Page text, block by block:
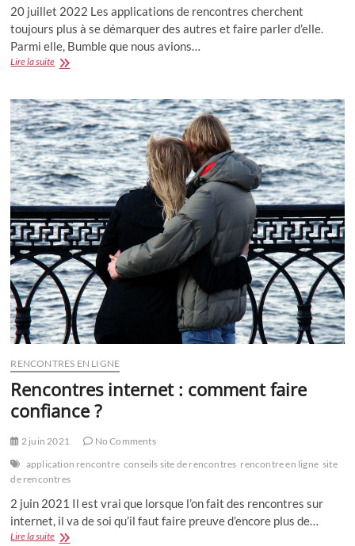
20 juillet 2022 Les applications de rencontres cherchent
toujours plus à se démarquer des autres et faire parler d’elle.
Parmi elle, Bumble que nous avions…
Lire la suiteBumble
possibilité
aux
non-
binaires
de
s’inscrire
sur
l’application
RENCONTRES EN LIGNE
Rencontres internet : comment faire
confiance ?
2 juin 2021
No Comments
application rencontre conseils site de rencontres rencontre en ligne site
de rencontres
2 juin 2021 Il est vrai que lorsque l’on fait des rencontres sur
internet, il va de soi qu’il faut faire preuve d’encore plus de…
Lire la suiteRencontres